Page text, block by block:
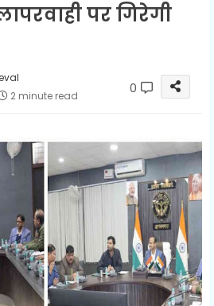
पर गिरेगी
2 minute read 0